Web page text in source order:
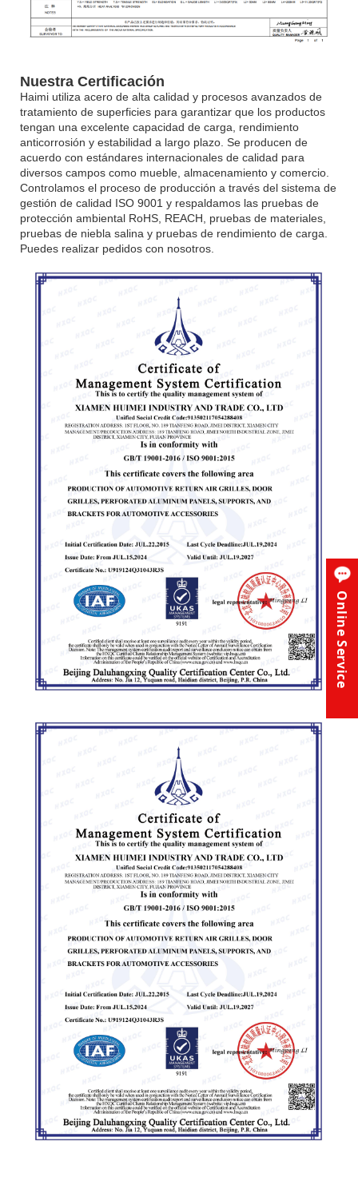
Nuestra Certificación
Haimi utiliza acero de alta calidad y procesos avanzados de
tratamiento de superficies para garantizar que los productos
tengan una excelente capacidad de carga, rendimiento
anticorrosión y estabilidad a largo plazo. Se producen de
acuerdo con estándares internacionales de calidad para
diversos campos como mueble, almacenamiento y comercio.
Controlamos el proceso de producción a través del sistema de
gestión de calidad ISO 9001 y respaldamos las pruebas de
protección ambiental RoHS, REACH, pruebas de materiales,
pruebas de niebla salina y pruebas de rendimiento de carga.
Puedes realizar pedidos con nosotros.
Online Service